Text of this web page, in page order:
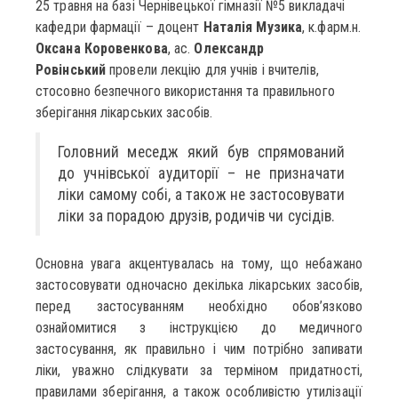
25 травня на базі Чернівецької гімназії №5 викладачі
кафедри фармації – доцент Наталія Музика, к.фарм.н.
Оксана Коровенкова, ас. Олександр
Ровінський провели лекцію для учнів і вчителів,
стосовно безпечного використання та правильного
зберігання лікарських засобів.
Головний меседж який був спрямований
до учнівської аудиторії – не призначати
ліки самому собі, а також не застосовувати
ліки за порадою друзів, родичів чи сусідів.
Основна увага акцентувалась на тому, що небажано
застосовувати одночасно декілька лікарських засобів,
перед застосуванням необхідно обов’язково
ознайомитися з інструкцією до медичного
застосування, як правильно і чим потрібно запивати
ліки, уважно слідкувати за терміном придатності,
правилами зберігання, а також особливістю утилізації